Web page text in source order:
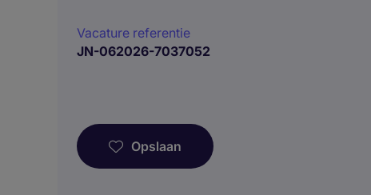
Vacature referentie
JN-062026-7037052
Opslaan